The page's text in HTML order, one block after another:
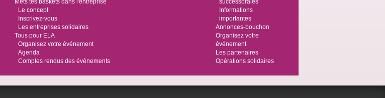
Mets tes baskets dans l'entreprise
Le concept
Inscrivez-vous
Les entreprises solidaires
Tous pour ELA
Organisez votre événement
Agenda
Comptes rendus des événements
successorales
Informations
importantes
Annonces-bouchon
Organisez votre
événement
Les partenaires
Opérations solidaires